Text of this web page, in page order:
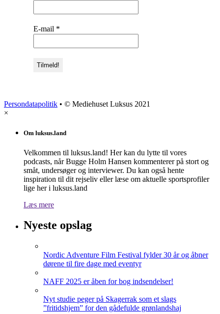
E-mail *
Persondatapolitik • © Mediehuset Luksus 2021
×
Om luksus.land
Velkommen til luksus.land! Her kan du lytte til vores
podcasts, når Bugge Holm Hansen kommenterer på stort og
småt, undersøger og interviewer. Du kan også hente
inspiration til dit rejseliv eller læse om aktuelle sportsprofiler
lige her i luksus.land
Læs mere
Nyeste opslag
Nordic Adventure Film Festival fylder 30 år og åbner
dørene til fire dage med eventyr
NAFF 2025 er åben for bog indsendelser!
Nyt studie peger på Skagerrak som et slags
”fritidshjem” for den gådefulde grønlandshaj